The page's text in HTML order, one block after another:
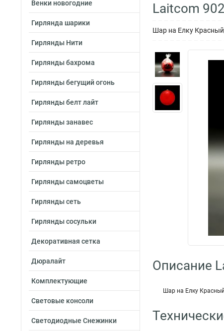
Венки новогодние
Гирлянда шарики
Гирлянды Нити
Гирлянды бахрома
Гирлянды бегущий огонь
Гирлянды белт лайт
Гирлянды занавес
Гирлянды на деревья
Гирлянды ретро
Гирлянды самоцветы
Гирлянды сеть
Гирлянды сосульки
Декоративная сетка
Дюралайт
Комплектующие
Световые консоли
Светодиодные Снежинки
Laitcom
Шар на Елку
Описание
Шар на Елку